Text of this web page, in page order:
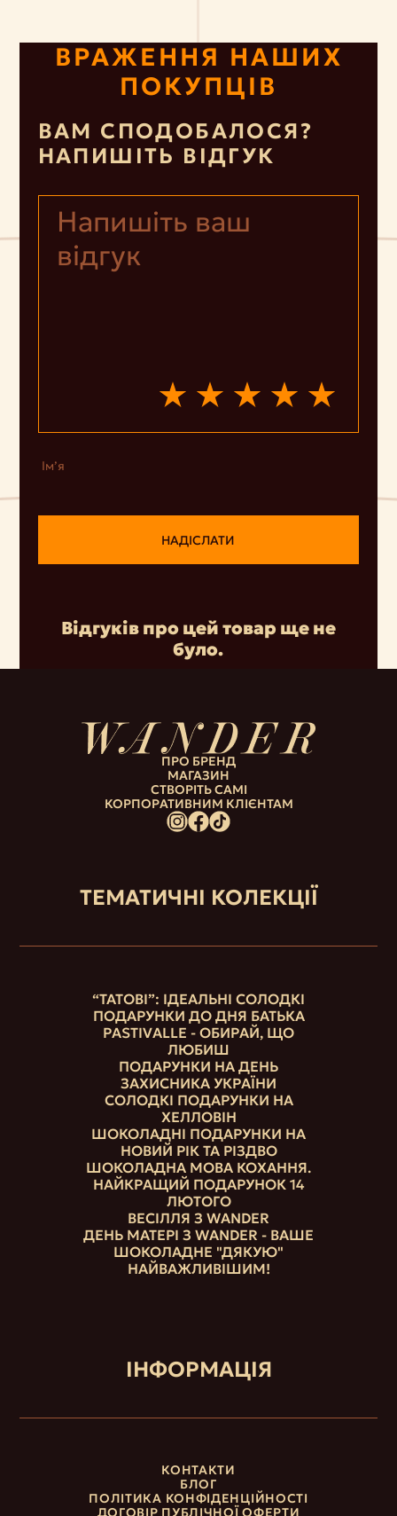
ВРАЖЕННЯ НАШИХ
ПОКУПЦІВ
Відгуків про цей товар ще не
було.
ВАМ СПОДОБАЛОСЯ?
НАПИШІТЬ ВІДГУК
Ім’я
НАДІСЛАТИ
ПРО БРЕНД
МАГАЗИН
СТВОРІТЬ САМІ
КОРПОРАТИВНИМ КЛІЄНТАМ
ТЕМАТИЧНІ КОЛЕКЦІЇ
“ТАТОВІ”: ІДЕАЛЬНІ СОЛОДКІ
ПОДАРУНКИ ДО ДНЯ БАТЬКА
PASTIVALLE - ОБИРАЙ, ЩО
ЛЮБИШ
ПОДАРУНКИ НА ДЕНЬ
ЗАХИСНИКА УКРАЇНИ
СОЛОДКІ ПОДАРУНКИ НА
ХЕЛЛОВІН
ШОКОЛАДНІ ПОДАРУНКИ НА
НОВИЙ РІК ТА РІЗДВО
ШОКОЛАДНА МОВА КОХАННЯ.
НАЙКРАЩИЙ ПОДАРУНОК 14
ЛЮТОГО
ВЕСІЛЛЯ З WANDER
ДЕНЬ МАТЕРІ З WANDER - ВАШЕ
ШОКОЛАДНЕ "ДЯКУЮ"
НАЙВАЖЛИВІШИМ!
ІНФОРМАЦІЯ
КОНТАКТИ
БЛОГ
ПОЛІТИКА КОНФІДЕНЦІЙНОСТІ
ДОГОВІР ПУБЛІЧНОЇ ОФЕРТИ